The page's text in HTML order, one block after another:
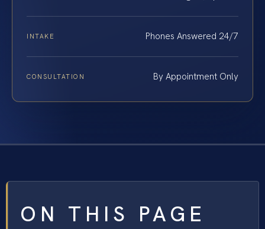
INTAKE Phones Answered 24/7
CONSULTATION By Appointment Only
ON THIS PAGE